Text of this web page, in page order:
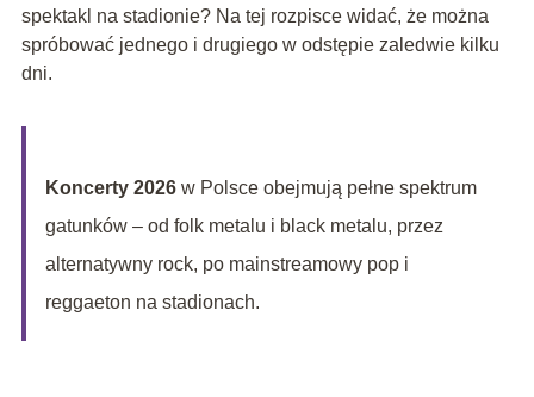
spektakl na stadionie? Na tej rozpisce widać, że można
spróbować jednego i drugiego w odstępie zaledwie kilku
dni.
Koncerty 2026w Polsce obejmują pełne spektrum
gatunków – od folk metalu i black metalu, przez
alternatywny rock, po mainstreamowy pop i
reggaeton na stadionach.